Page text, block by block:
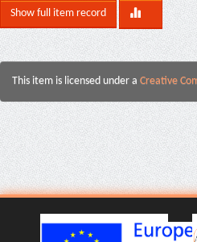
Show full item record
This item is licensed under a Creative